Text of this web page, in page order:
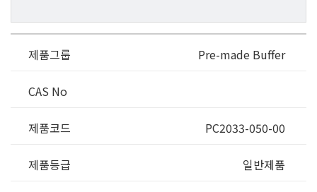
제품그룹 Pre-made Buffer
CAS No
제품코드 PC2033-050-00
제품등급 일반제품